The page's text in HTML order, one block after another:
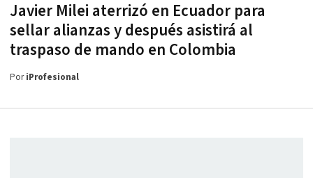
Javier Milei aterrizó en Ecuador para
sellar alianzas y después asistirá al
traspaso de mando en Colombia
PoriProfesional